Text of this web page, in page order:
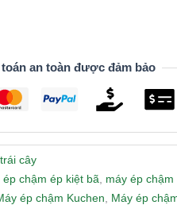
an toàn được đảm bảo
cây
ép chậm ép kiệt bã
máy ép chậm
ép chậm Kuchen
Máy ép